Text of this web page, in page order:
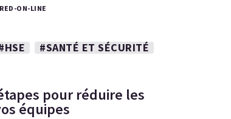
ON-LINE
#SANTÉ ET SÉCURITÉ
pour réduire les
équipes